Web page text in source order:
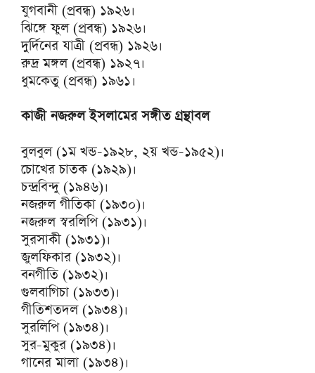
যুগবানী (প্রবন্ধ) ১৯২৬।
ঝিঙ্গে ফুল (প্রবন্ধ) ১৯২৬।
দুর্দিনের যাত্রী (প্রবন্ধ) ১৯২৬।
রুদ্র মঙ্গল (প্রবন্ধ) ১৯২৭।
ধুমকেতু (প্রবন্ধ) ১৯৬১।
কাজী নজরুল ইসলামের সঙ্গীত গ্রন্থাবল
বুলবুল (১ম খন্ড-১৯২৮, ২য় খন্ড-১৯৫২)।
চোখের চাতক (১৯২৯)।
চন্দ্রবিন্দু (১৯৪৬)।
নজরুল গীতিকা (১৯৩০)।
নজরুল স্বরলিপি (১৯৩১)।
সুরসাকী (১৯৩১)।
জুলফিকার (১৯৩২)।
বনগীতি (১৯৩২)।
গুলবাগিচা (১৯৩৩)।
গীতিশতদল (১৯৩৪)।
সুরলিপি (১৯৩৪)।
সুর-মুকুর (১৯৩৪)।
গানের মালা (১৯৩৪)।